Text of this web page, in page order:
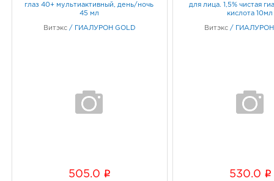
глаз 40+ мультиактивный, день/ночь
45 мл
Витэкс / ГИАЛУРОН GOLD
505.0 i
для лица. 1,5% чистая
кислота 10мл
Витэкс / ГИАЛУРОН
530.0 i